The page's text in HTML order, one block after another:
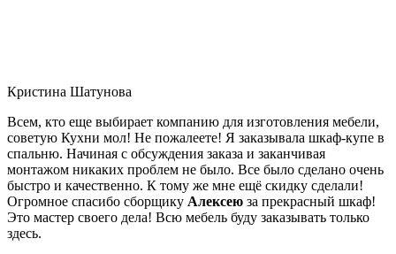
Кристина Шатунова
Всем, кто еще выбирает компанию для изготовления мебели,
советую Кухни мол! Не пожалеете! Я заказывала шкаф-купе в
спальню. Начиная с обсуждения заказа и заканчивая
монтажом никаких проблем не было. Все было сделано очень
быстро и качественно. К тому же мне ещё скидку сделали!
Огромное спасибо сборщику Алексею за прекрасный шкаф!
Это мастер своего дела! Всю мебель буду заказывать только
здесь.